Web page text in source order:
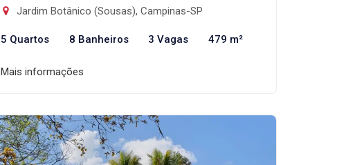
Jardim Botânico (Sousas), Campinas-SP
5 Quartos 8 Banheiros 3 Vagas 479 m²
Mais informações